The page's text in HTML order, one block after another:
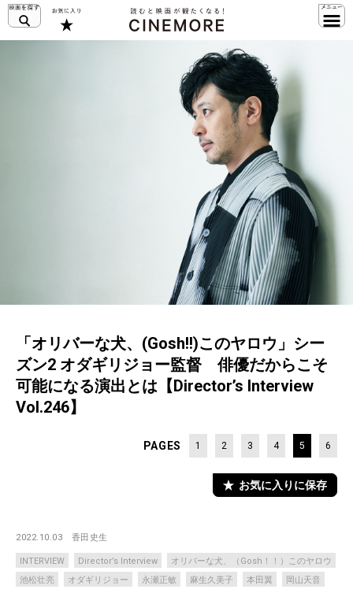
「オリバーな犬、(Gosh!!)このヤロウ」シー
ズン2 オダギリジョー監督 俳優だからこそ
可能になる演出とは【Director’s Interview
Vol.246】
PAGES 1 2 3 4 5 6
お気に入りに保存
2022.10.03 香田史生
INTERVIEW Director’s Interview
オリバーな犬、（Gosh！！）このヤロウ
池松壮亮
オダギリジョー 永瀬正敏 麻生久美子 本田翼 岡山天音